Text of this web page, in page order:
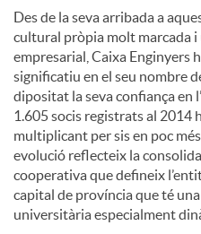
Des de la seva arribada a
cultural pròpia molt marcada
empresarial, Caixa Enginyers
significatiu en el seu nombre
dipositat la seva confiança en
1.605 socis registrats al 2014
multiplicant per sis en poc
evolució reflecteix la
cooperativa que defineix
capital de província que té
universitària especialment